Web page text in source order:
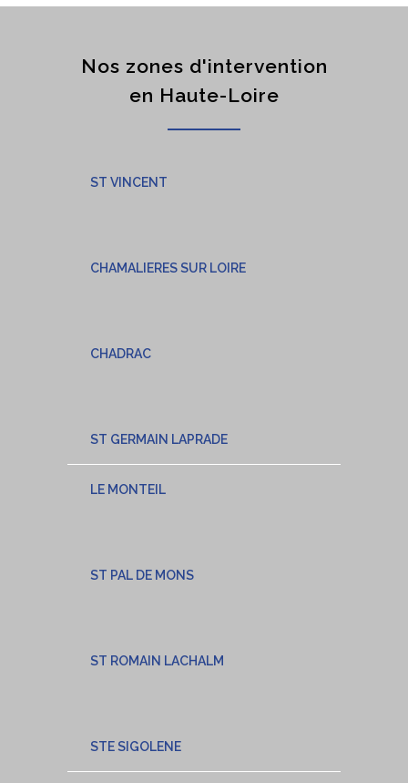
Nos zones d'intervention
en Haute-Loire
ST VINCENT
CHAMALIERES SUR LOIRE
CHADRAC
ST GERMAIN LAPRADE
LE MONTEIL
ST PAL DE MONS
ST ROMAIN LACHALM
STE SIGOLENE